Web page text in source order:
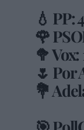
💧 PP:
🌹
🥦 Vox:
🌷 Por
💐